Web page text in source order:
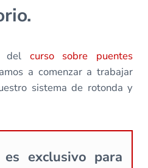
del curso sobre puentes
a comenzar a trabajar
sistema de rotonda y
exclusivo para